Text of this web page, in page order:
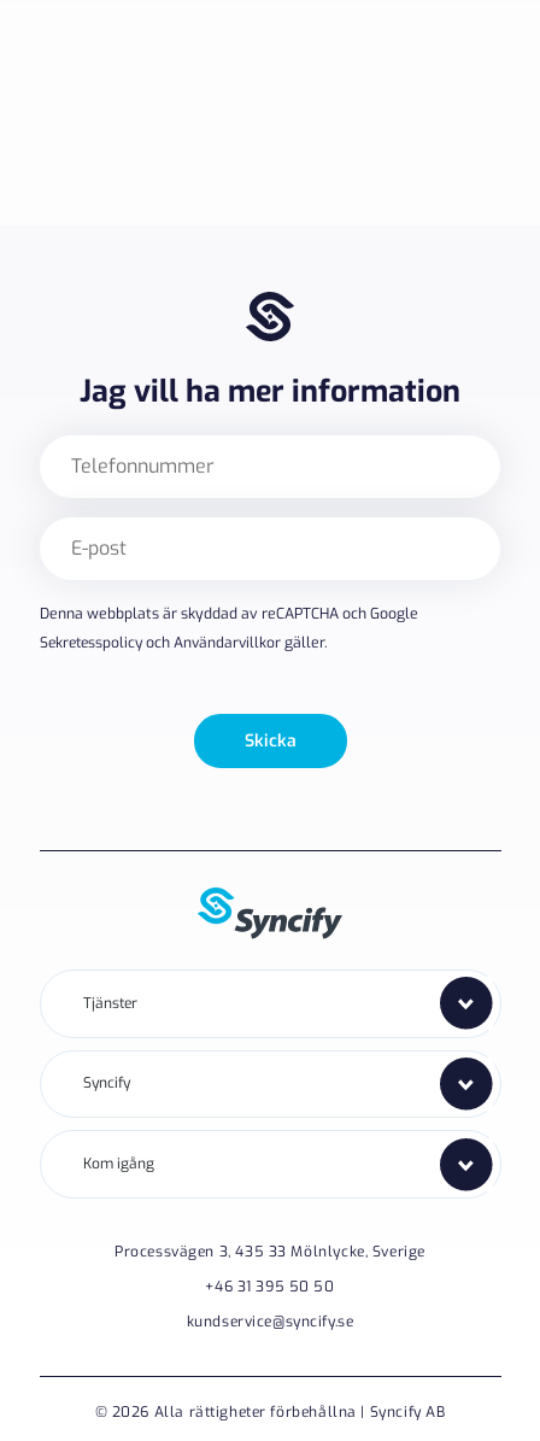
Jag vill ha mer information
post
Denna webbplats är skyddad av reCAPTCHA och Google
SekretesspolicyochAnvändarvillkorgäller.
Skicka
Tjänster
Syncify
Kom igång
Processvägen 3, 435 33 Mölnlycke, Sverige
+46 31 395 50 50
kundservice@syncify.se
© 2026 Alla rättigheter förbehållna | Syncify AB